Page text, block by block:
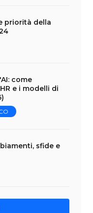
priorità della
come
e i modelli di
sfide e